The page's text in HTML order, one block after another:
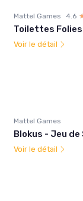
Mattel Games 4.6
Toilettes Folies
Voir le détail
Mattel Games
Blokus - Jeu
Voir le détail